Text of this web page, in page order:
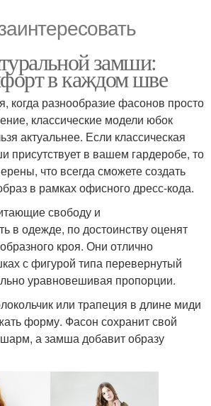
замши:
в каждом шве
когда разнообразие фасонов просто
классические модели юбок
актуальнее. Если классическая
присутствует в вашем гардеробе, то
что всегда сможете создать
в рамках офисного дресс-кода.
свободу и
в одежде, по достоинству оценят
кроя. Они отлично
с фигурой типа перевернутый
уравновешивая пропорции.
или трапеция в длине миди
форму. Фасон сохранит свой
а замша добавит образу